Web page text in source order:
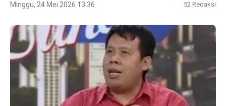
Minggu, 24 Mei 2026 13:36 52 Redaksi